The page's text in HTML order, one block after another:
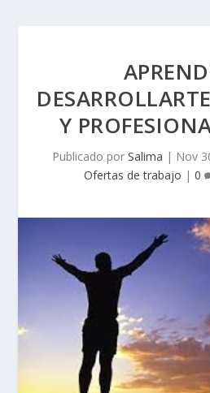
Y
Publicado por Salima | Nov
Ofertas de trabajo | 0